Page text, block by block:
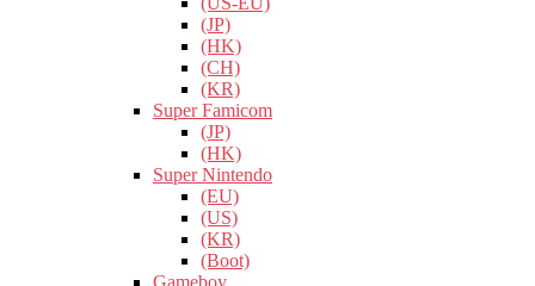
(JP)
(HK)
(CH)
(KR)
Super Famicom
(JP)
(HK)
Super Nintendo
(EU)
(US)
(KR)
(Boot)